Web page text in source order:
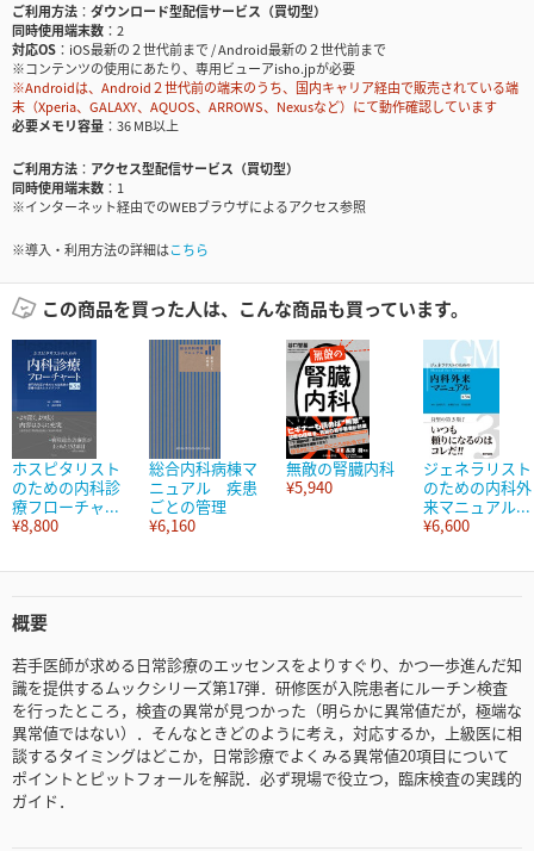
ご利用方法
ダウンロード型配信サービス（買切型）
同時使用端末数
2
対応OS
iOS最新の２世代前まで / Android最新の２世代前まで
※コンテンツの使用にあたり、専用ビューアisho.jpが必要
※Androidは、Android２世代前の端末のうち、国内キャリア経由で販売されている端
末（Xperia、GALAXY、AQUOS、ARROWS、Nexusなど）にて動作確認しています
必要メモリ容量
36 MB以上
ご利用方法
アクセス型配信サービス（買切型）
同時使用端末数
1
※インターネット経由でのWEBブラウザによるアクセス参照
※導入・利用方法の詳細はこちら
この商品を買った人は、こんな商品も買っています。
ホスピタリスト
のための内科診
療フローチャ...
¥8,800
総合内科病棟マ
ニュアル 疾患
ごとの管理
¥6,160
無敵の腎臓内科
¥5,940
ジェネラリスト
のための内科外
来マニュアル...
¥6,600
概要
若手医師が求める日常診療のエッセンスをよりすぐり、かつ一歩進んだ知
識を提供するムックシリーズ第17弾．研修医が入院患者にルーチン検査
を行ったところ，検査の異常が見つかった（明らかに異常値だが，極端な
異常値ではない）．そんなときどのように考え，対応するか，上級医に相
談するタイミングはどこか，日常診療でよくみる異常値20項目について
ポイントとピットフォールを解説．必ず現場で役立つ，臨床検査の実践的
ガイド．